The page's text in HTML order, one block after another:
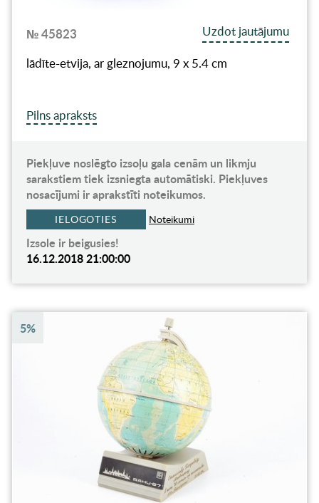
№ 45823
Uzdot jautājumu
lādīte-etvija, ar gleznojumu, 9 x 5.4 cm
Pilns apraksts
Piekļuve noslēgto izsoļu gala cenām un likmju
sarakstiem tiek izsniegta automātiski. Piekļuves
nosacījumi ir aprakstīti noteikumos.
IELOGOTIES Noteikumi
Izsole ir beigusies!
16.12.2018 21:00:00
5%